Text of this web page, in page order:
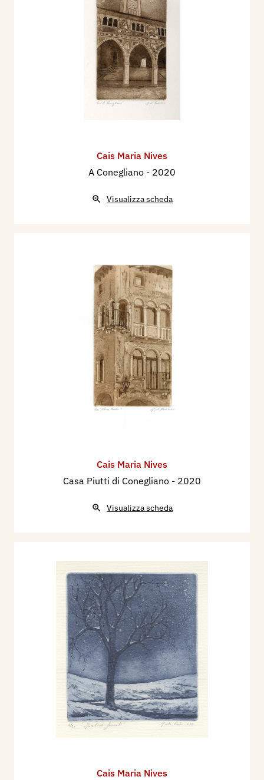
Cais Maria Nives
A Conegliano - 2020
Visualizza scheda
Cais Maria Nives
Casa Piutti di Conegliano - 2020
Visualizza scheda
Cais Maria Nives